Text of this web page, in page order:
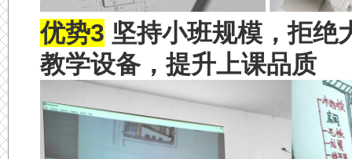
优势3 坚持小班规模，拒绝
教学设备，提升上课品质